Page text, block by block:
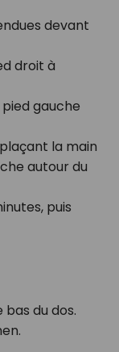
devant
droit à
gauche
la main
autour du
puis
du dos.